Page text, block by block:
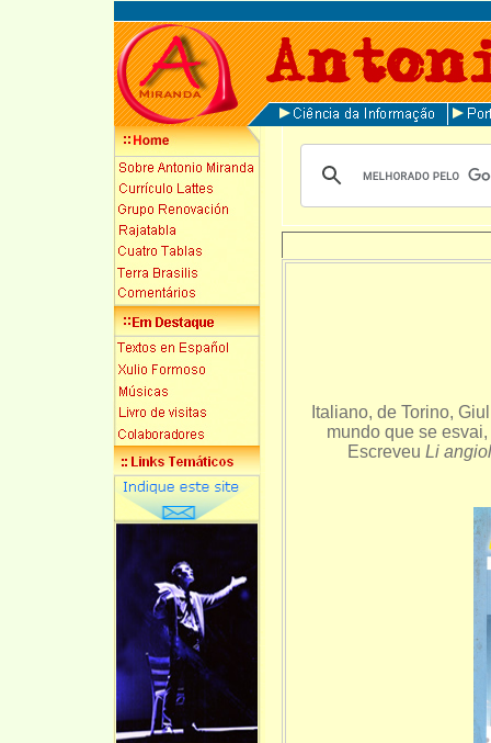
Italiano, de Torino,
mundo que se
Escreveu Li